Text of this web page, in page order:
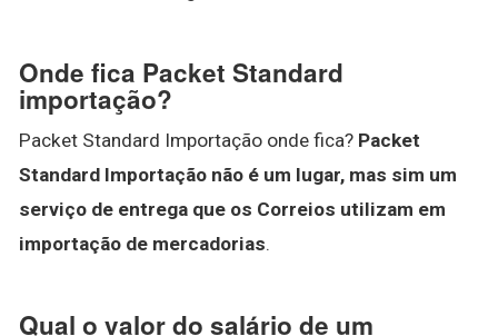
Onde fica Packet Standard
importação?
Packet Standard Importação onde fica? Packet
Standard Importação não é um lugar, mas sim um
serviço de entrega que os Correios utilizam em
importação de mercadorias.
Qual o valor do salário de um